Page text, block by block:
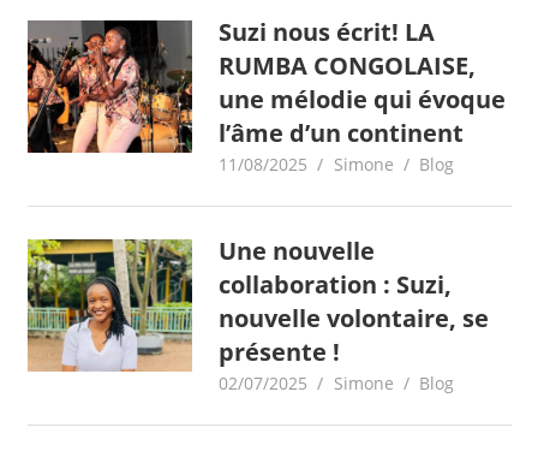
Suzi nous écrit! LA
RUMBA CONGOLAISE,
une mélodie qui évoque
l’âme d’un continent
11/08/2025 Simone Blog
Une nouvelle
collaboration : Suzi,
nouvelle volontaire, se
présente !
02/07/2025 Simone Blog